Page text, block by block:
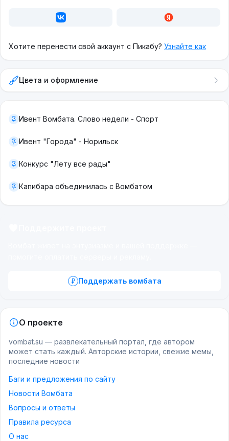
Хотите перенести свой аккаунт с Пикабу? Узнайте как
Цвета и оформление
Ивент Вомбата. Слово недели - Спорт
Ивент "Города" - Норильск
Конкурс "Лету все рады"
Капибара объединилась с Вомбатом
Поддержать вомбата
О проекте
vombat.su — развлекательный портал, где автором
может стать каждый. Авторские истории, свежие мемы,
последние новости
Баги и предложения по сайту
Новости Вомбата
Вопросы и ответы
Правила ресурса
О нас